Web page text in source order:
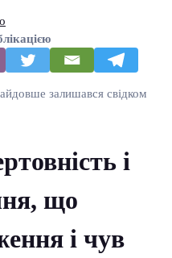
залишався свідком
і
що
і чув